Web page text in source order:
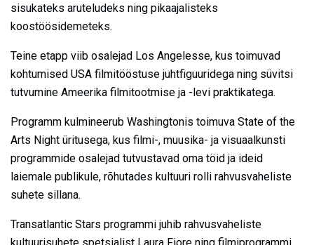
sisukateks aruteludeks ning pikaajalisteks
koostöösidemeteks.
Teine etapp viib osalejad Los Angelesse, kus toimuvad
kohtumised USA filmitööstuse juhtfiguuridega ning süvitsi
tutvumine Ameerika filmitootmise ja -levi praktikatega.
Programm kulmineerub Washingtonis toimuva State of the
Arts Night üritusega, kus filmi-, muusika- ja visuaalkunsti
programmide osalejad tutvustavad oma töid ja ideid
laiemale publikule, rõhutades kultuuri rolli rahvusvaheliste
suhete sillana.
Transatlantic Stars programmi juhib rahvusvaheliste